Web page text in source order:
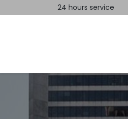
24 hours service